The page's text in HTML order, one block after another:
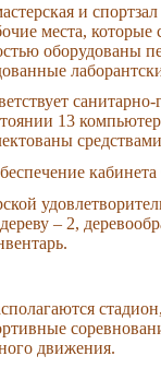
и
места,
оборудованы
13
– 2,
движения.